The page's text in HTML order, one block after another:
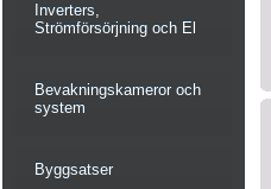
Inverters,
Strömförsörjning och El
Bevakningskameror och
system
Byggsatser